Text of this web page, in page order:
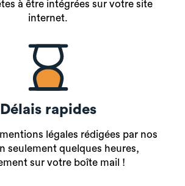
à être intégrées sur votre site
internet.
Délais rapides
légales rédigées par nos
seulement quelques heures,
sur votre boîte mail !